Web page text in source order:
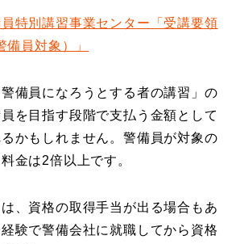
特別講習事業センター「受講要領
員対象）」
警備員になろうとする者の講習」の
を目指す段階で支払う金額として
かもしれません。警備員が対象の
金は2倍以上です。
、資格の取得手当が出る場合もあ
験で警備会社に就職してから資格